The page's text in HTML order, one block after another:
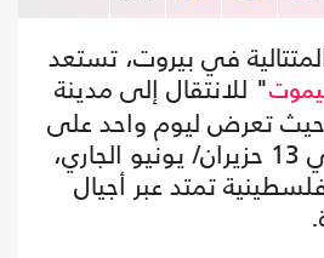
في بيروت، تستعد
" للانتقال إلى مدينة
حيث تعرض ليوم واحد على
خشبة "مرسح" في 13 حزيران/ يونيو الجاري،
تمتد عبر أجيال